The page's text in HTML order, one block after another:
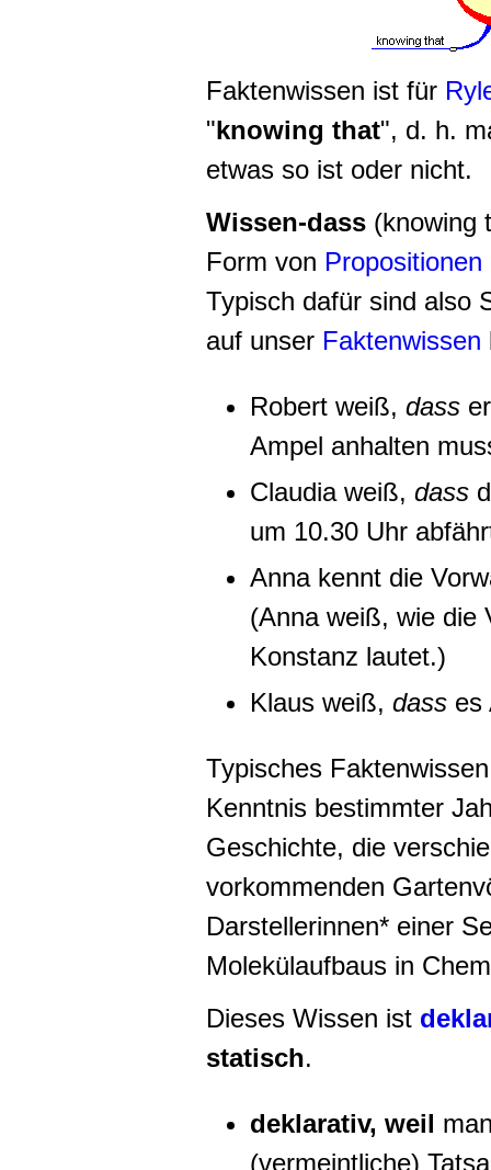
Faktenwissen ist für
"knowing that", d. h.
etwas so ist oder nicht.
Wissen-dass (knowing
Form von Propositionen
Typisch dafür sind also
auf unser Faktenwissen
Robert weiß, dass
Ampel anhalten
Claudia weiß, dass
um 10.30 Uhr
Anna kennt die
(Anna weiß, wie die
Konstanz lautet.)
Klaus weiß, dass es
Typisches
Kenntnis bestimmter
Geschichte, die
vorkommenden
Darstellerinnen* einer
Molekülaufbaus in
Dieses Wissen ist
statisch.
deklarativ, weil
(vermeintliche)